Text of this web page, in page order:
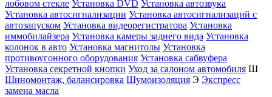
лобовом стекле Установка DVD Установка автозвука
Установка автосигнализации Установка автосигнализаций с
автозапуском Установка видеорегистратора Установка
иммобилайзера Установка камеры заднего вида Установка
колонок в авто Установка магнитолы Установка
противоугонного оборудования Установка сабвуфера
Установка секретной кнопки Уход за салоном автомобиля Ш
Шиномонтаж, балансировка Шумоизоляция Э Экспресс
замена масла